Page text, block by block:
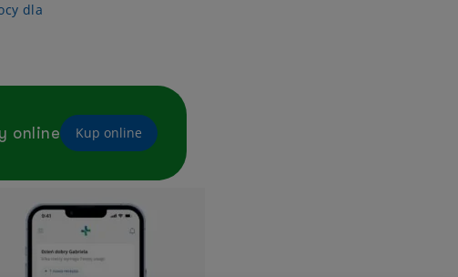
dla
online Kup online